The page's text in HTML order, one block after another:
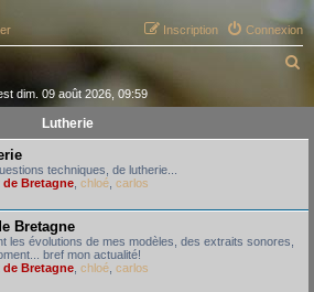
Connexion
Inscription
h
dim. 09 août 2026, 09:59
Lutherie
techniques, de lutherie...
Bretagne chloé carlos
Bretagne
les évolutions de mes modèles, des extraits sonores,
bref mon actualité!
Bretagne chloé carlos